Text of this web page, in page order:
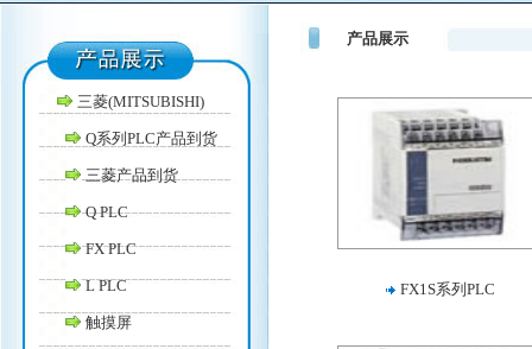
三菱(MITSUBISHI)
Q系列PLC产品到货
三菱产品到货
Q PLC
FX PLC
L PLC
触摸屏
产品展示
FX1S系列PLC